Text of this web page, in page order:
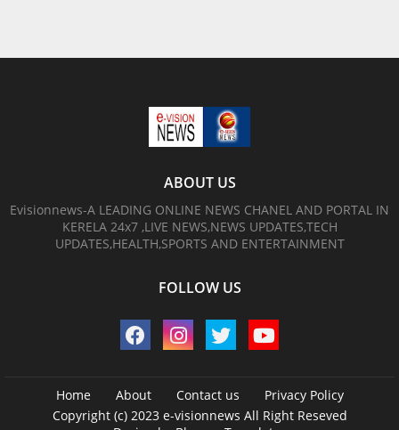
ABOUT US
Evisionnews-A LEADING ONLINE NEWS CHANEL AND PORTAL IN
KERELA 24x7 ,LIVE NEWS,NEWS UPDATES,TECH
UPDATES,HEALTH,SPORTS AND ENTERTAINMENT
FOLLOW US
Home About Contact us
Privacy Policy
Copyright (c) 2023 e-visionnews All Right Reseved